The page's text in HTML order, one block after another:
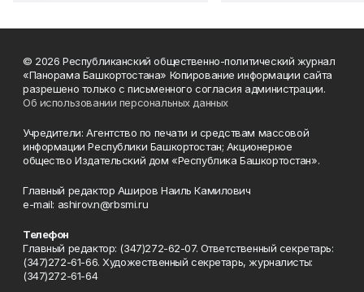
© 2026 Республиканский общественно-политический журнал
«Панорама Башкортостана» Копирование информации сайта
разрешено только с письменного согласия администрации.
Об использовании персональных данных
Учредители: Агентство по печати и средствам массовой
информации Республики Башкортостан; Акционерное
общество Издательский дом «Республика Башкортостан».
Главный редактор Аширов Наиль Камилович
e-mail: ashirov.n@rbsmi.ru
Телефон
Главный редактор: (347)272-62-07. Ответственный секретарь:
(347)272-61-66. Художественный секретарь, журналисты:
(347)272-61-64